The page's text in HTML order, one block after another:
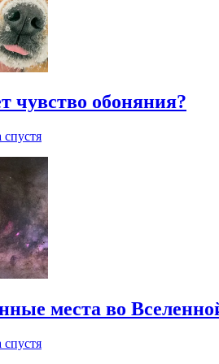
чувство обоняния?
спустя
места во
спустя